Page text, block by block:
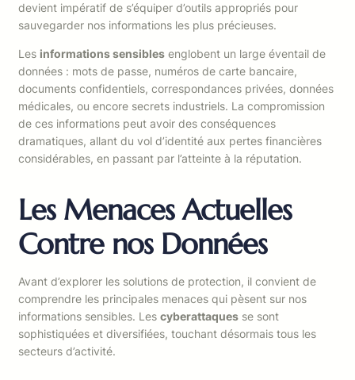
devient impératif de s’équiper d’outils appropriés pour
sauvegarder nos informations les plus précieuses.
Les informations sensibles englobent un large éventail de
données : mots de passe, numéros de carte bancaire,
documents confidentiels, correspondances privées, données
médicales, ou encore secrets industriels. La compromission
de ces informations peut avoir des conséquences
dramatiques, allant du vol d’identité aux pertes financières
considérables, en passant par l’atteinte à la réputation.
Les Menaces Actuelles
Contre nos Données
Avant d’explorer les solutions de protection, il convient de
comprendre les principales menaces qui pèsent sur nos
informations sensibles. Les cyberattaques se sont
sophistiquées et diversifiées, touchant désormais tous les
secteurs d’activité.